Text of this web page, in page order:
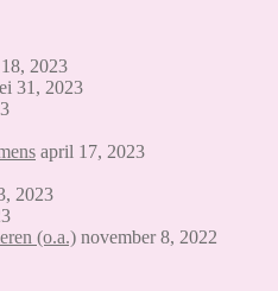
2023
31, 2023
april 17, 2023
2023
(o.a.) november 8, 2022